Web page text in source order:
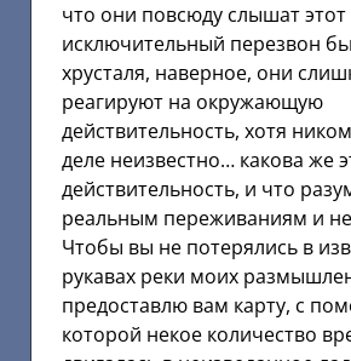
что они повсюду слышат этот
исключительный перезвон
хрусталя, наверное, они
реагируют на окружающую
действительность, хотя
деле неизвестно… какова же
действительность, и что
реальным переживаниям и
Чтобы вы не потерялись в
рукавах реки моих
предоставлю вам карту, с
которой некое количество